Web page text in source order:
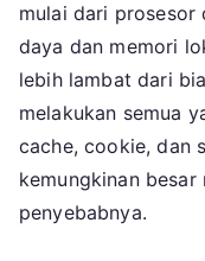
mulai dari
daya dan memori
lebih lambat dari
melakukan semua
cache, cookie, dan
kemungkinan
penyebabnya.